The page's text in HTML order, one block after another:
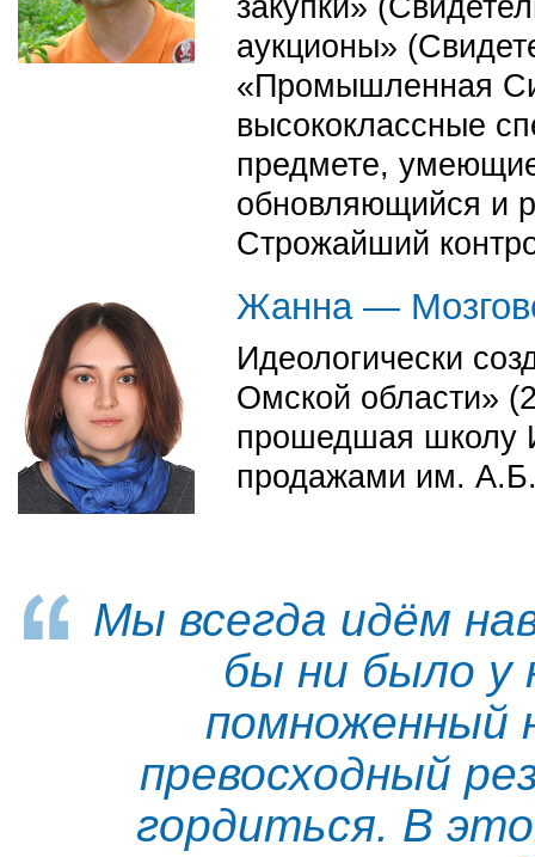
аукционы»
«Промышленная
высококлассные
предмете,
обновляющийся и
Строжайший
Жанна —
Идеологически
Омской области»
прошедшая школу
продажами им. А.Б.
Мы всегда идём
бы ни было у
помноженный
превосходный
гордиться. В